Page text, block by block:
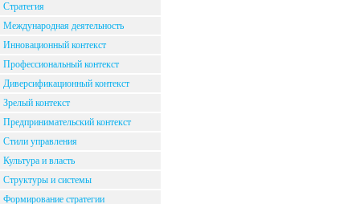
Стратегия
Международная деятельность
Инновационный контекст
Профессиональный контекст
Диверсификационный контекст
Зрелый контекст
Предпринимательский контекст
Стили управления
Культура и власть
Структуры и системы
Формирование стратегии